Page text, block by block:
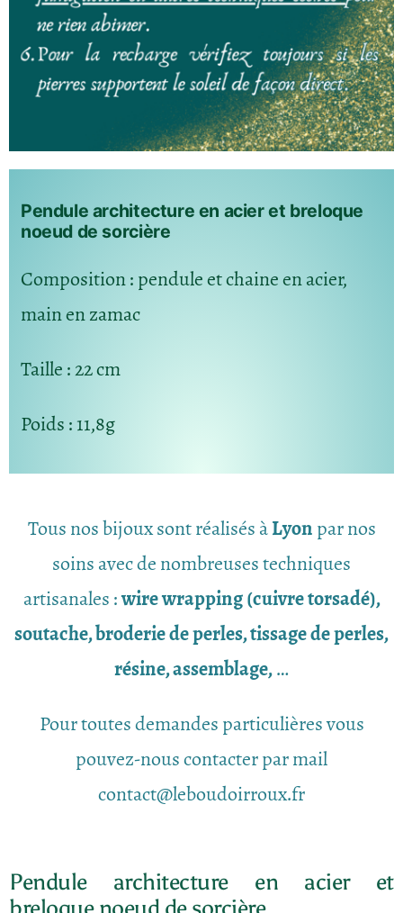
Pendule architecture en acier et breloque
noeud de sorcière
Composition: pendule et chaine en acier,
main en zamac
Taille: 22 cm
Poids: 11,8g
Tous nos bijoux sont réalisés àLyonpar nos
soins avec de nombreuses techniques
artisanales :wire wrapping (cuivre torsadé),
soutache, broderie de perles, tissage de perles,
résine, assemblage,…
Pour toutes demandes particulières vous
pouvez-nous contacter par mail
contact@leboudoirroux.fr
Pendule architecture en acier et